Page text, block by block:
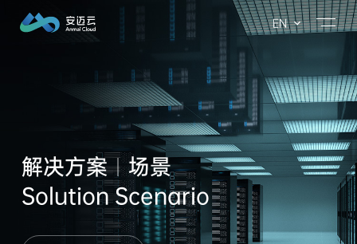
EN
首页
分布式数据中心
分布式CDN
矩阵存储
云GPU
解决方案
场景 Scenario
行业 Industry
Web 3.0
ESG
ESG
ESG报告（即将上线）
关于我们
解决方案
场景
Solution Scenario